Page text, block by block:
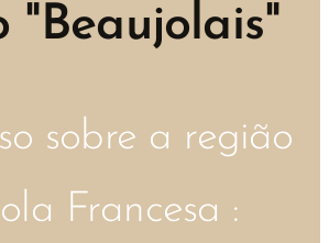
"Beaujolais"
sobre a região
Francesa :